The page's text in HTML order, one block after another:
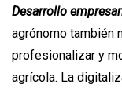
Desarrollo
agrónomo también
profesionalizar y
agrícola. La